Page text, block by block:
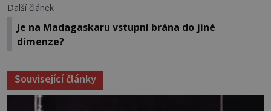
Další článek
Je na Madagaskaru vstupní brána do jiné
dimenze?
Související články